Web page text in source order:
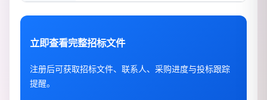
立即查看完整招标文件
注册后可获取招标文件、联系人、采购进度与投标跟踪
提醒。